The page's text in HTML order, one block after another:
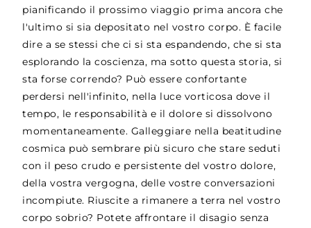
pianificando il prossimo viaggio prima ancora che
l'ultimo si sia depositato nel vostro corpo. È facile
dire a se stessi che ci si sta espandendo, che si sta
esplorando la coscienza, ma sotto questa storia, si
sta forse correndo? Può essere confortante
perdersi nell'infinito, nella luce vorticosa dove il
tempo, le responsabilità e il dolore si dissolvono
momentaneamente. Galleggiare nella beatitudine
cosmica può sembrare più sicuro che stare seduti
con il peso crudo e persistente del vostro dolore,
della vostra vergogna, delle vostre conversazioni
incompiute. Riuscite a rimanere a terra nel vostro
corpo sobrio? Potete affrontare il disagio senza